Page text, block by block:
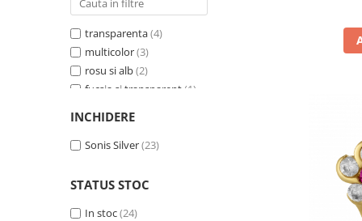
transparenta(4)
multicolor(3)
rosu si alb(2)
fucsia si transparent (1)
roz si transparent
albastru(1)
INCHIDERE
Sonis Silver(23)
STATUS STOC
In stoc(24)